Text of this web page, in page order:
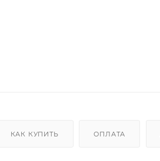
КАК КУПИТЬ ОПЛАТА